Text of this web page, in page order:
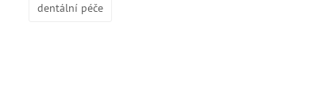
dentální péče